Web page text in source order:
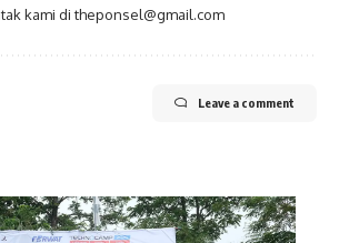
kami di theponsel@gmail.com
Leave a comment